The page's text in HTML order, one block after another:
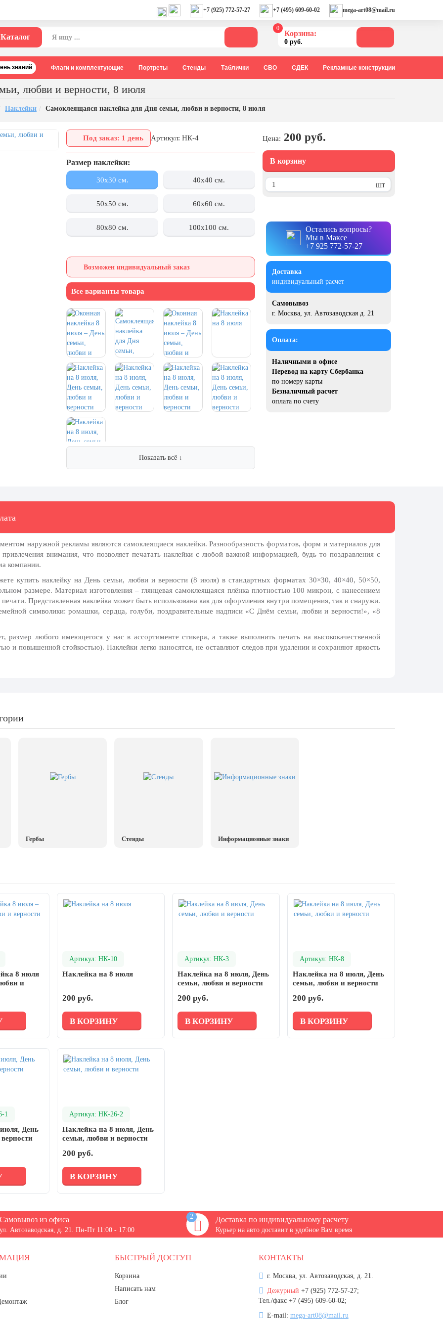
+7 (925) 772-57-27 +7 (495) 609-60-02 mega-art08@mail.ru
Каталог
0
Корзина:
0 руб.
знаний Флаги и комплектующие Портреты Стенды Таблички СВО СДЕК Рекламные конструкции
любви и верности, 8 июля
Наклейки Самоклеящаяся наклейка для Дня семьи, любви и верности, 8 июля
Под заказ: 1 день Артикул: НК-4
Размер наклейки:
30x30 см. 40x40 см.
50x50 см. 60x60 см.
80x80 см. 100x100 см.
Возможен индивидуальный заказ
Все варианты товара
Показать всё ↓
Цена: 200 руб.
В корзину
шт
Остались вопросы?
Мы в Максе
+7 925 772-57-27
Доставка
индивидуальный расчет
Самовывоз
г. Москва, ул. Автозаводская д. 21
Оплата:
Наличными в офисе
Перевод на карту Сбербанка
по номеру карты
Безналичный расчет
оплата по счету
наружной рекламы являются самоклеящиеся наклейки. Разнообразность форматов, форм и материалов для
внимания, что позволяет печатать наклейки с любой важной информацией, будь то поздравления с
компании.
купить наклейку на День семьи, любви и верности (8 июля) в стандартных форматах 30×30, 40×40, 50×50,
размере. Материал изготовления – глянцевая самоклеящаяся плёнка плотностью 100 микрон, с нанесением
Представленная наклейка может быть использована как для оформления внутри помещения, так и снаружи.
символики: ромашки, сердца, голуби, поздравительные надписи «С Днём семьи, любви и верности!», «8
любого имеющегося у нас в ассортименте стикера, а также выполнить печать на высококачественной
и повышенной стойкостью). Наклейки легко наносятся, не оставляют следов при удалении и сохраняют яркость
Гербы Стенды Информационные знаки
8 июля
и
Артикул: НК-10
Наклейка на 8 июля
200 руб.
В КОРЗИНУ
Артикул: НК-3
Наклейка на 8 июля, День
семьи, любви и верности
200 руб.
В КОРЗИНУ
Артикул: НК-8
Наклейка на 8 июля, День
семьи, любви и верности
200 руб.
В КОРЗИНУ
1
День
Артикул: НК-26-2
Наклейка на 8 июля, День
семьи, любви и верности
200 руб.
В КОРЗИНУ
Самовывоз из офиса
ул. Автозаводская, д. 21. Пн-Пт 11:00 - 17:00
2 Доставка по индивидуальному расчету
Курьер на авто доставит в удобное Вам время
БЫСТРЫЙ ДОСТУП
Корзина
Написать нам
Блог
КОНТАКТЫ
г. Москва, ул. Автозаводская, д. 21.
Дежурный +7 (925) 772-57-27;
Тел./факс +7 (495) 609-60-02;
E-mail: mega-art08@mail.ru